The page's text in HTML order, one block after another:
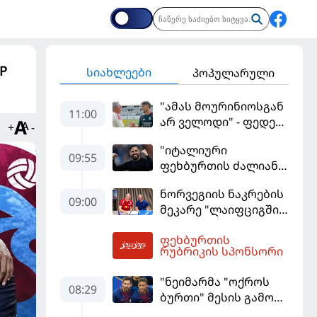
+ -
სიახლეები პოპულარული
11:00
"ამას მოურინიოსგან
არ ველოდი" - ფედე
09:55
"იტალიური
ფეხბურთის ძალიან
ფაბრეგასი
09:00
ნორვეგიის ნაკრების
მეკარე "ლაიფციგში"
ფეხბურთის
რუბრიკის სპონსორი
08:29
"ნეიმარმა "ოქროს
ბურთი" მესის გამო